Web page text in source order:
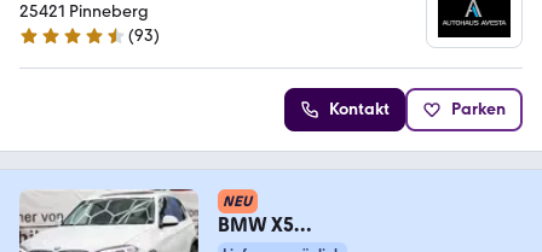
25421 Pinneberg
4.6 Sterne
(93)
Kontakt Parken
NEU
BMW X5